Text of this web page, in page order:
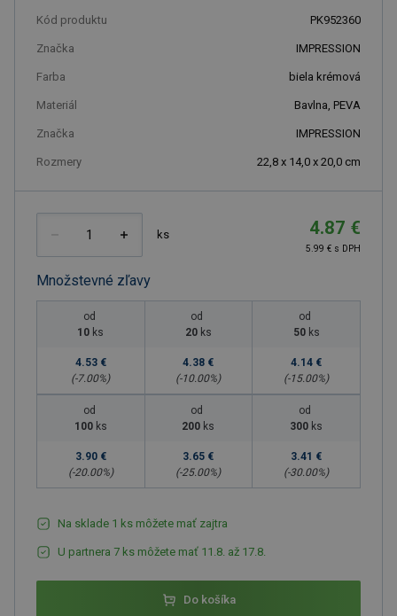
Kód produktu PK952360
Značka IMPRESSION
Farba biela krémová
Materiál Bavlna, PEVA
Značka IMPRESSION
Rozmery 22,8 x 14,0 x 20,0 cm
ks 4.87 €
5.99 € s DPH
Množstevné zľavy
od
10 ks
4.53 €
(-7.00%)
od
20 ks
4.38 €
(-10.00%)
od
50 ks
4.14 €
(-15.00%)
od
100 ks
3.90 €
(-20.00%)
od
200 ks
3.65 €
(-25.00%)
od
300 ks
3.41 €
(-30.00%)
Na sklade 1 ks môžete mať zajtra
U partnera 7 ks môžete mať 11.8. až 17.8.
Do košíka